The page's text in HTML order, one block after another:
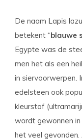
De naam Lapis
betekent “blauwe
Egypte was de
men het als een
in siervoorwerpen.
edelsteen ook
kleurstof
wordt gewonnen
het veel gevonden.